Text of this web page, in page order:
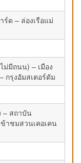
ด – ล่องเรือแม่
ม่มีถนน) – เมือง
รุงอัมสเตอร์ดัม
– สถาบัน
าชมสวนเคอเคน